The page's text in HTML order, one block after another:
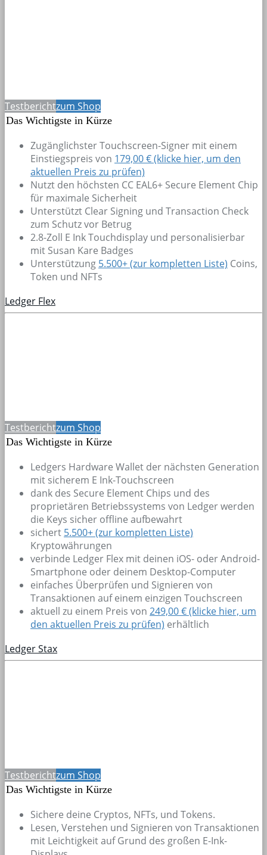
Testberichtzum Shop
Das Wichtigste in Kürze
Zugänglichster Touchscreen-Signer mit einem
Einstiegspreis von 179,00 € (klicke hier, um den
aktuellen Preis zu prüfen)
Nutzt den höchsten CC EAL6+ Secure Element Chip
für maximale Sicherheit
Unterstützt Clear Signing und Transaction Check
zum Schutz vor Betrug
2.8-Zoll E Ink Touchdisplay und personalisierbar
mit Susan Kare Badges
Unterstützung 5.500+(zur kompletten Liste) Coins,
Token und NFTs
Ledger Flex
Testberichtzum Shop
Das Wichtigste in Kürze
Ledgers Hardware Wallet der nächsten Generation
mit sicherem E Ink-Touchscreen
dank des Secure Element Chips und des
proprietären Betriebssystems von Ledger werden
die Keys sicher offline aufbewahrt
sichert 5.500+(zur kompletten Liste)
Kryptowährungen
verbinde Ledger Flex mit deinen iOS- oder Android-
Smartphone oder deinem Desktop-Computer
einfaches Überprüfen und Signieren von
Transaktionen auf einem einzigen Touchscreen
aktuell zu einem Preis von 249,00 € (klicke hier, um
den aktuellen Preis zu prüfen) erhältlich
Ledger Stax
Testberichtzum Shop
Das Wichtigste in Kürze
Sichere deine Cryptos, NFTs, und Tokens.
Lesen, Verstehen und Signieren von Transaktionen
mit Leichtigkeit auf Grund des großen E-Ink-